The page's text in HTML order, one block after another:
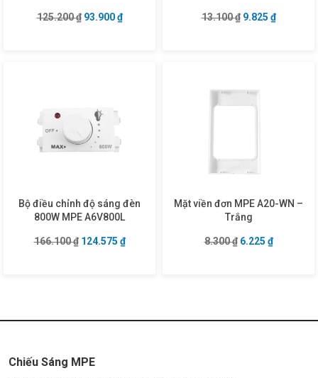
125.200₫ Giá gốc là: 125.200 ₫.
93.900₫Giá hiện tại là: 93.900 ₫.
13.100₫ Giá gốc là:
9.825 ₫Giá hiện
Bộ điều chỉnh độ sáng đèn
800W MPE A6V800L
166.100₫ Giá gốc là: 166.100 ₫.
124.575 ₫Giá hiện tại là: 124.575 ₫.
Mặt viền đơn MPE A20-WN –
Trắng
8.300₫ Giá gốc là: 8.300
6.225 ₫Giá hiện
Chiếu Sáng MPE